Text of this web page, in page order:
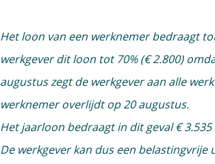
Het loon van een werknemer bedraagt
werkgever dit loon tot 70% (€ 2.800)
augustus zegt de werkgever aan alle
werknemer overlijdt op 20 augustus.
Het jaarloon bedraagt in dit geval € 3.535
De werkgever kan dus een